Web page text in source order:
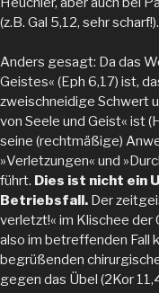
(z.B. Gal 5,12, sehr scharf!).
Anders gesagt: Da das
Geistes« (Eph 6,17) ist,
zweischneidige Schwert
von Seele und Geist« ist
seine (rechtmäßige)
»Verletzungen« und
führt. Dies ist nicht ein
Betriebsfall. Der
verletzt!« im Klischee
also im betreffenden Fall
begrüßenden
gegen das Übel (2Kor